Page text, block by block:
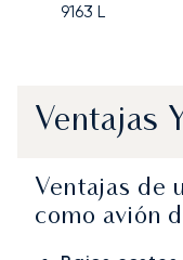
9163 L
Ventajas
Ventajas de
como avión